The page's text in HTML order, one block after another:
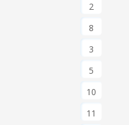
2
8
3
5
10
11